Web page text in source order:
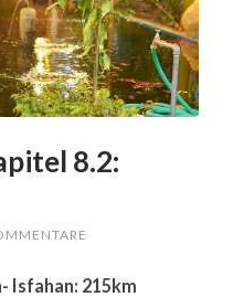
8.2:
Isfahan: 215km